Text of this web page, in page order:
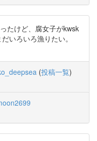
たけど、腐女子がkwsk
いろいろ漁りたい。
(投稿一覧)